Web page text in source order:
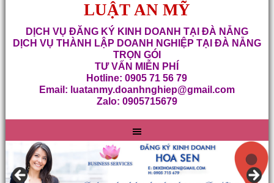
LUẬT AN MỸ
DỊCH VỤ ĐĂNG KÝ KINH DOANH TẠI ĐÀ NẴNG
DỊCH VỤ THÀNH LẬP DOANH NGHIỆP TẠI ĐÀ NẴNG
TRỌN GÓI
TƯ VẤN MIỄN PHÍ
Hotline: 0905 71 56 79
Email: luatanmy.doanhnghiep@gmail.com
Zalo: 0905715679